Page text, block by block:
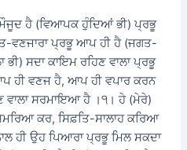
ਹੈ (ਵਿਆਪਕ ਹੁੰਦਿਆਂ ਭੀ) ਪ੍ਰਭੂ
ਵਣਜਾਰਾ ਪ੍ਰਭੂ ਆਪ ਹੀ ਹੈ (ਜਗਤ-
ਭੀ) ਸਦਾ ਕਾਇਮ ਰਹਿਣ ਵਾਲਾ ਪ੍ਰਭੂ
ਹੀ ਵਣਜ ਹੈ, ਆਪ ਹੀ ਵਪਾਰ ਕਰਨ
ਵਾਲਾ ਸਰਮਾਇਆ ਹੈ ।੧। ਹੇ (ਮੇਰੇ)
ਕਰ, ਸਿਫ਼ਤਿ-ਸਾਲਾਹ ਕਰਿਆ
ਹੀ ਉਹ ਪਿਆਰਾ ਪ੍ਰਭੂ ਮਿਲ ਸਕਦਾ